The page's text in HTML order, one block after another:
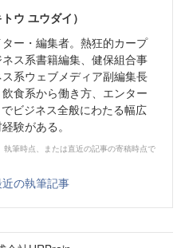
ウ ユウダイ）
ー・編集者。熱狂的カープ
ス系書籍編集、健保組合事
系ウェブメディア副編集長
食系から働き方、エンター
ビジネス全般にわたる幅広
験がある。
執筆時点、または直近の記事の寄稿時点で
の執筆記事